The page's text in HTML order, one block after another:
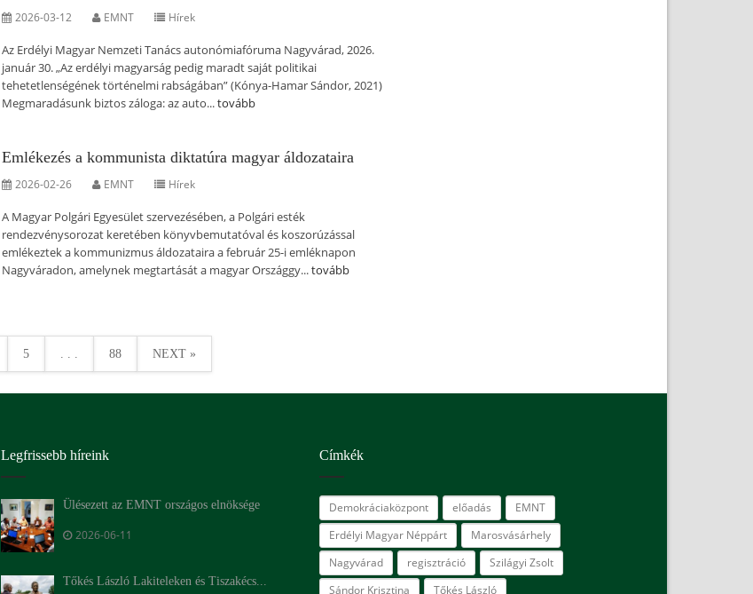
2026-03-12 EMNT Hírek
Az Erdélyi Magyar Nemzeti Tanács autonómiafóruma Nagyvárad, 2026.
január 30. „Az erdélyi magyarság pedig maradt saját politikai
tehetetlenségének történelmi rabságában” (Kónya-Hamar Sándor, 2021)
Megmaradásunk biztos záloga: az auto...tovább
Emlékezés a kommunista diktatúra magyar áldozataira
2026-02-26 EMNT Hírek
A Magyar Polgári Egyesület szervezésében, a Polgári esték
rendezvénysorozat keretében könyvbemutatóval és koszorúzással
emlékeztek a kommunizmus áldozataira a február 25-i emléknapon
Nagyváradon, amelynek megtartását a magyar Országgy...tovább
5 . . . 88 NEXT »
Legfrissebb híreink
Ülésezett az EMNT országos elnöksége
2026-06-11
Tőkés László Lakiteleken és Tiszakécs...
Címkék
Demokráciaközpont előadás
EMNT
Erdélyi Magyar Néppárt
Marosvásárhely
Nagyvárad
regisztráció
Szilágyi Zsolt
Sándor Krisztina
Tőkés László